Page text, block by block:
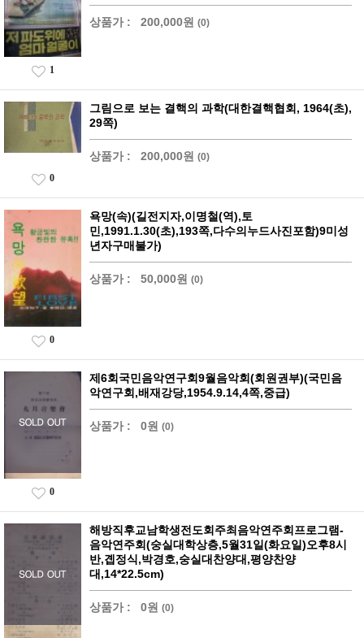
상품가 : 200,000원 (0)
1
그림으로 보는 결핵의 과학(대한결핵협회, 1964(초),
29쪽)
상품가 : 200,000원 (0)
0
욕망(속)(길전지자,이명철(역),토
민,1991.1.30(초),193쪽,다수의누드사진포함)9미성
년자구매불가)
상품가 : 50,000원 (0)
0
제6회국민음악연구회9월음악회(회원권부)(국민음
악연구회,배재강당,1954.9.14,4쪽,중급)
상품가 : 0원 (0)
0
해방직후교남학생전도회주최음악연주회프로그램-
음악연주회(숭실대학상층,5월31일(화요일)오후8시
반,곕정식,박경호,숭실대찬양대,평양찬양
대,14*22.5cm)
상품가 : 0원 (0)